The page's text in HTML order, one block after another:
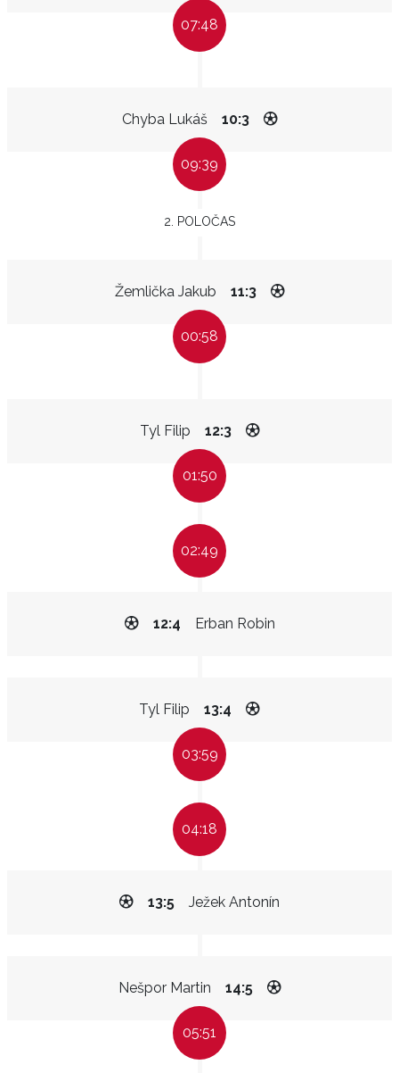
07:48
Chyba Lukáš 10:3
09:39
2. POLOČAS
Žemlička Jakub 11:3
00:58
Tyl Filip 12:3
01:50
02:49
Erban Robin
12:4
Tyl Filip 13:4
03:59
04:18
Ježek Antonín
13:5
Nešpor Martin 14:5
05:51